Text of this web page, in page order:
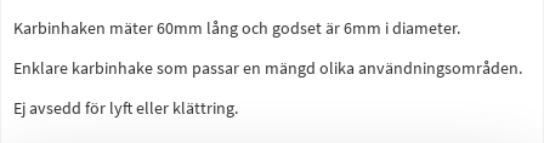
Karbinhaken mäter 60mm lång och godset är 6mm i diameter.
Enklare karbinhake som passar en mängd olika användningsområden.
Ej avsedd för lyft eller klättring.